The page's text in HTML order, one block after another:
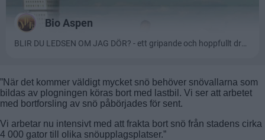
”När det kommer väldigt mycket snö behöver snövallarna som
bildas av plogningen köras bort med lastbil. Vi ser att arbetet
med bortforsling av snö påbörjades för sent.
Vi arbetar nu intensivt med att frakta bort snö från stadens cirka
4 000 gator till olika snöupplagsplatser.”